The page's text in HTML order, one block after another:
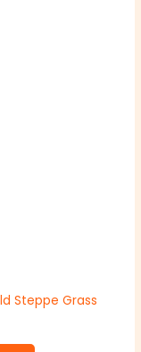
Steppe Grass